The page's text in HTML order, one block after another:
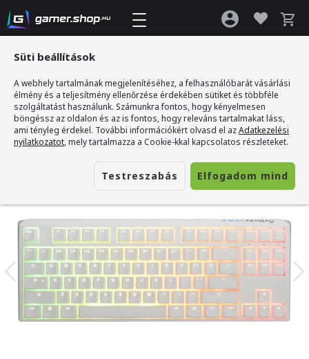
Gamer webshop >Ducky ONE 3 TKL Gamer Billentyűzet - Magyar kiosztás
Süti beállítások
A webhely tartalmának megjelenítéséhez, a felhasználóbarát vásárlási
élmény és a teljesítmény ellenőrzése érdekében sütiket és többféle
szolgáltatást használunk. Számunkra fontos, hogy kényelmesen
böngéssz az oldalon és az is fontos, hogy releváns tartalmakat láss,
ami tényleg érdekel. További információkért olvasd el azAdatkezelési
nyilatkozatot, mely tartalmazza a Cookie-kkal kapcsolatos részleteket.
Testreszabás Elfogadom mind